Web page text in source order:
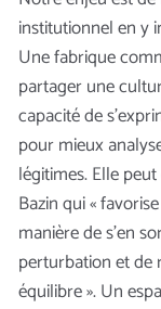
institutionnel en y
Une fabrique
partager une
capacité de
pour mieux
légitimes. Elle
Bazin qui «
manière de s’en
perturbation et de
équilibre ». Un